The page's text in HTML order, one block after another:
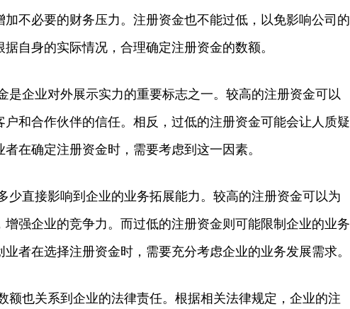
不必要的财务压力。注册资金也不能过低，以免影响公司的
自身的实际情况，合理确定注册资金的数额。
是企业对外展示实力的重要标志之一。较高的注册资金可以
和合作伙伴的信任。相反，过低的注册资金可能会让人质疑
在确定注册资金时，需要考虑到这一因素。
少直接影响到企业的业务拓展能力。较高的注册资金可以为
强企业的竞争力。而过低的注册资金则可能限制企业的业务
者在选择注册资金时，需要充分考虑企业的业务发展需求。
额也关系到企业的法律责任。根据相关法律规定，企业的注